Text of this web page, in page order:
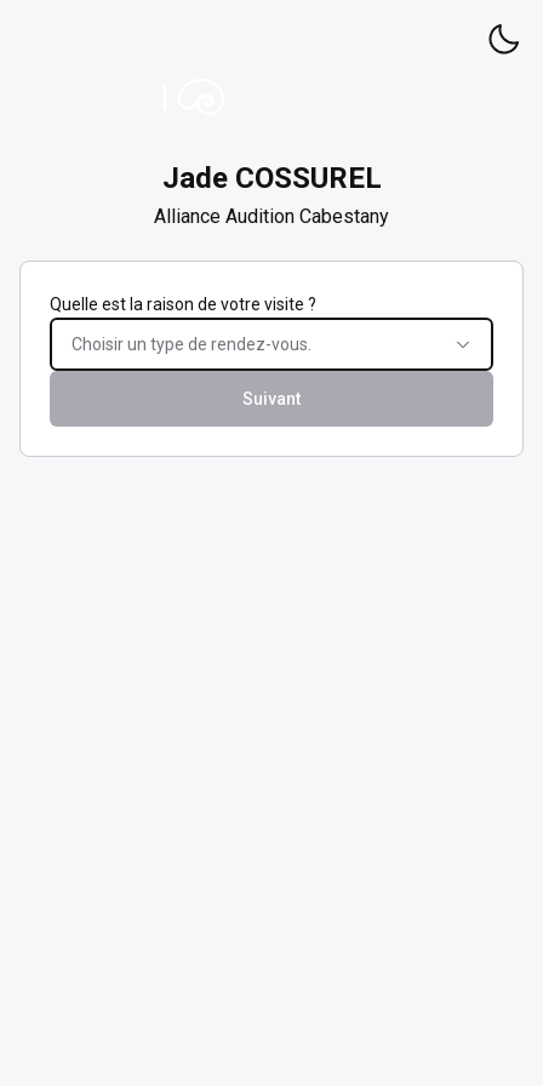
Jade COSSUREL
Alliance Audition Cabestany
Quelle est la raison de votre visite ?
Choisir un type de rendez-vous.
Suivant